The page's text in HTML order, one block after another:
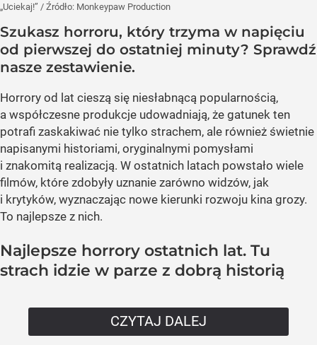
„Uciekaj!” / Źródło: Monkeypaw Production
Szukasz horroru, który trzyma w napięciu
od pierwszej do ostatniej minuty? Sprawdź
nasze zestawienie.
Horrory od lat cieszą się niesłabnącą popularnością,
a współczesne produkcje udowadniają, że gatunek ten
potrafi zaskakiwać nie tylko strachem, ale również świetnie
napisanymi historiami, oryginalnymi pomysłami
i znakomitą realizacją. W ostatnich latach powstało wiele
filmów, które zdobyły uznanie zarówno widzów, jak
i krytyków, wyznaczając nowe kierunki rozwoju kina grozy.
To najlepsze z nich.
Najlepsze horrory ostatnich lat. Tu
strach idzie w parze z dobrą historią
CZYTAJ DALEJ